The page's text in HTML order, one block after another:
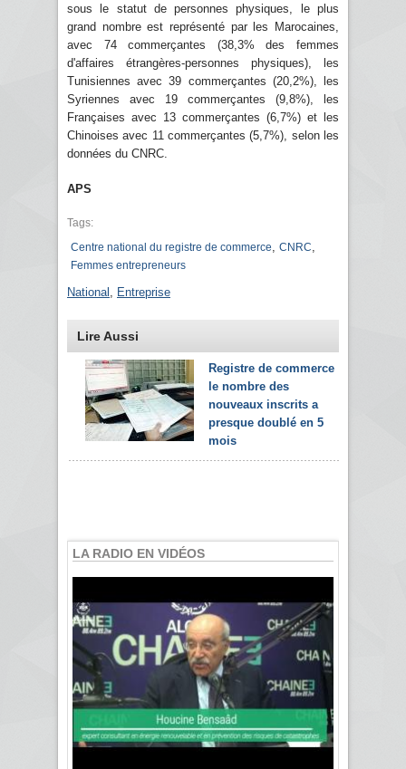
sous le statut de personnes physiques, le plus
grand nombre est représenté par les Marocaines,
avec 74 commerçantes (38,3% des femmes
d'affaires étrangères-personnes physiques), les
Tunisiennes avec 39 commerçantes (20,2%), les
Syriennes avec 19 commerçantes (9,8%), les
Françaises avec 13 commerçantes (6,7%) et les
Chinoises avec 11 commerçantes (5,7%), selon les
données du CNRC.
APS
Tags:
Centre national du registre de commerce
CNRC
Femmes entrepreneurs
National Entreprise
Lire Aussi
Registre de commerce :
le nombre des
nouveaux inscrits a
presque doublé en 5
mois
LA RADIO EN VIDÉOS